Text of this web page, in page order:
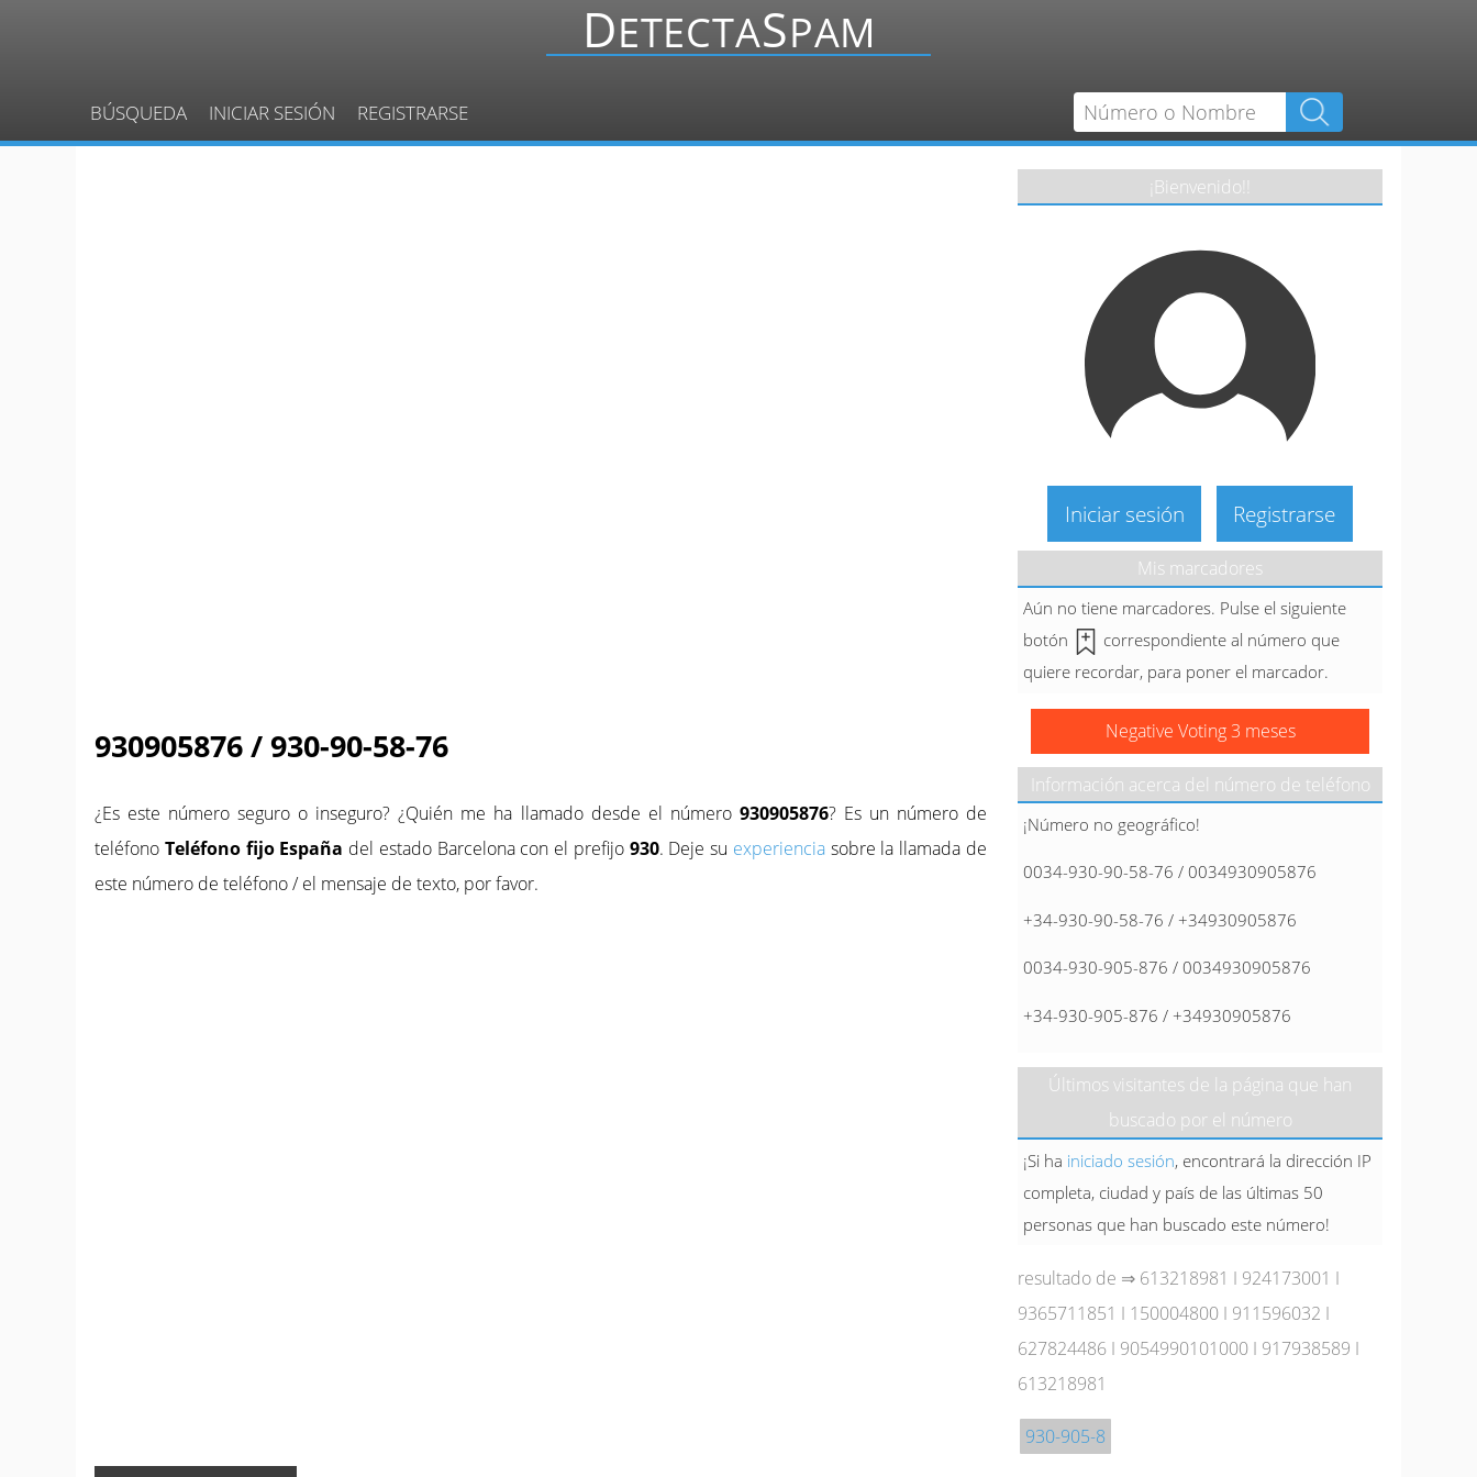
BÚSQUEDA INICIAR SESIÓN REGISTRARSE
930905876 / 930-90-58-76
¿Es este número seguro o inseguro? ¿Quién me ha llamado desde el número 930905876? Es un número de
teléfono Teléfono fijo España del estado Barcelona con el prefijo 930. Deje su experienciasobre la llamada de
este número de teléfono / el mensaje de texto, por favor.
¡Bienvenido!!
Iniciar sesión Registrarse
Mis marcadores
Aún no tiene marcadores. Pulse el siguiente
botón
correspondiente al número que
quiere recordar, para poner el marcador.
Negative Voting 3 meses
Información acerca del número de teléfono
¡Número no geográfico!
0034-930-90-58-76 / 0034930905876
+34-930-90-58-76 / +34930905876
0034-930-905-876 / 0034930905876
+34-930-905-876 / +34930905876
Últimos visitantes de la página que han
buscado por el número
¡Si ha iniciado sesión, encontrará la dirección IP
completa, ciudad y país de las últimas 50
personas que han buscado este número!
resultado de ⇒ 613218981 I 924173001 I
9365711851 I 150004800 I 911596032 I
627824486 I 9054990101000 I 917938589 I
613218981
930-905-8